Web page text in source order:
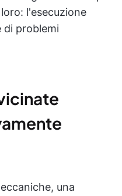
l'esecuzione
di problemi
una